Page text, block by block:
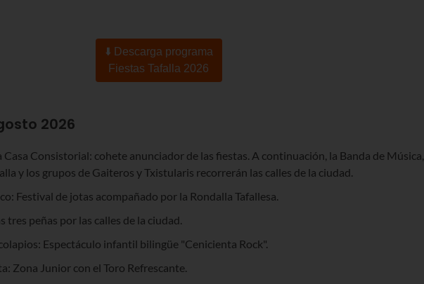
⬇️ Descarga programa
Fiestas Tafalla 2026
2026
Casa Consistorial: cohete anunciador de las fiestas. A continuación, la Banda de Música,
y los grupos de Gaiteros y Txistularis recorrerán las calles de la ciudad.
Festival de jotas acompañado por la Rondalla Tafallesa.
tres peñas por las calles de la ciudad.
Espectáculo infantil bilingüe "Cenicienta Rock".
Zona Junior con el Toro Refrescante.